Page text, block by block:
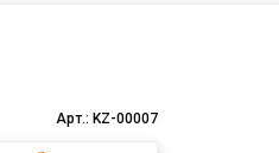
Арт.: KZ-00007